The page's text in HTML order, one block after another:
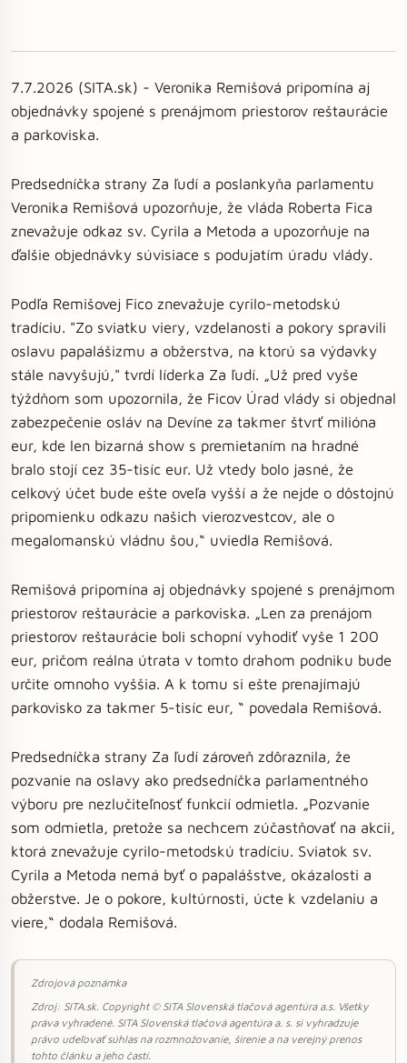
7.7.2026 (SITA.sk) - Veronika Remišová pripomína aj
objednávky spojené s prenájmom priestorov reštaurácie
a parkoviska.
Predsedníčka strany Za ľudí a poslankyňa parlamentu
Veronika Remišová upozorňuje, že vláda Roberta Fica
znevažuje odkaz sv. Cyrila a Metoda a upozorňuje na
ďalšie objednávky súvisiace s podujatím úradu vlády.
Podľa Remišovej Fico znevažuje cyrilo-metodskú
tradíciu. "Zo sviatku viery, vzdelanosti a pokory spravili
oslavu papalášizmu a obžerstva, na ktorú sa výdavky
stále navyšujú," tvrdí líderka Za ľudí. „Už pred vyše
týždňom som upozornila, že Ficov Úrad vlády si objednal
zabezpečenie osláv na Devíne za takmer štvrť milióna
eur, kde len bizarná show s premietaním na hradné
bralo stojí cez 35-tisíc eur. Už vtedy bolo jasné, že
celkový účet bude ešte oveľa vyšší a že nejde o dôstojnú
pripomienku odkazu našich vierozvestcov, ale o
megalomanskú vládnu šou,“ uviedla Remišová.
Remišová pripomína aj objednávky spojené s prenájmom
priestorov reštaurácie a parkoviska. „Len za prenájom
priestorov reštaurácie boli schopní vyhodiť vyše 1 200
eur, pričom reálna útrata v tomto drahom podniku bude
určite omnoho vyššia. A k tomu si ešte prenajímajú
parkovisko za takmer 5-tisíc eur, “ povedala Remišová.
Predsedníčka strany Za ľudí zároveň zdôraznila, že
pozvanie na oslavy ako predsedníčka parlamentného
výboru pre nezlučiteľnosť funkcií odmietla. „Pozvanie
som odmietla, pretože sa nechcem zúčastňovať na akcii,
ktorá znevažuje cyrilo-metodskú tradíciu. Sviatok sv.
Cyrila a Metoda nemá byť o papalášstve, okázalosti a
obžerstve. Je o pokore, kultúrnosti, úcte k vzdelaniu a
viere,“ dodala Remišová.
Zdrojová poznámka
Zdroj: SITA.sk. Copyright © SITA Slovenská tlačová agentúra a.s. Všetky
práva vyhradené. SITA Slovenská tlačová agentúra a. s. si vyhradzuje
právo udeľovať súhlas na rozmnožovanie, šírenie a na verejný prenos
tohto článku a jeho častí.